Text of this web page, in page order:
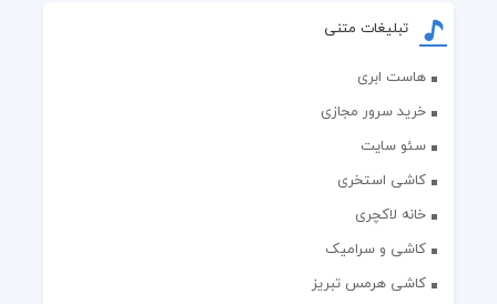
تبلیغات متنی
هاست ابری
خرید سرور مجازی
سئو سایت
کاشی استخری
خانه لاکچری
کاشی و سرامیک
کاشی هرمس تبریز